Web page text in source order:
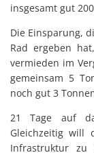
insgesamt gut
Die Einsparung,
Rad ergeben
vermieden im
gemeinsam 5
noch gut 3
21 Tage auf
Gleichzeitig will
Infrastruktur zu